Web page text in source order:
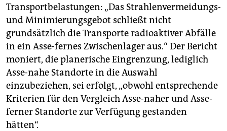
Transportbelastungen: „Das Strahlenvermeidungs-
und Minimierungsgebot schließt nicht
grundsätzlich die Transporte radioaktiver Abfälle
in ein Asse-fernes Zwischenlager aus.“ Der Bericht
moniert, die planerische Eingrenzung, lediglich
Asse-nahe Standorte in die Auswahl
einzubeziehen, sei erfolgt, „obwohl entsprechende
Kriterien für den Vergleich Asse-naher und Asse-
ferner Standorte zur Verfügung gestanden
hätten“.